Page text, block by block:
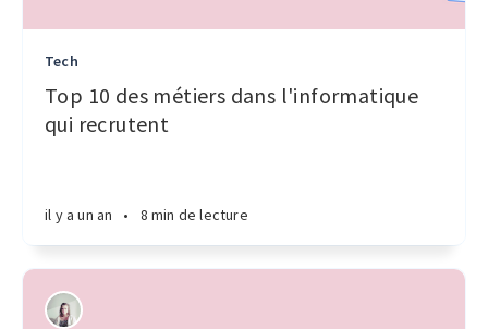
Tech
Top 10 des métiers dans l'informatique
qui recrutent
il y a un an • 8 min de lecture